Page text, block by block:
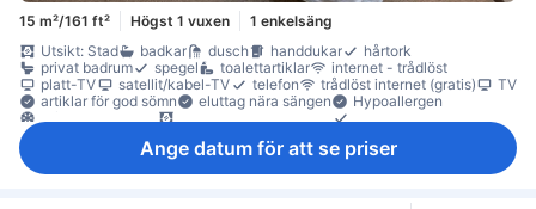
15 m²/161 ft² Högst 1 vuxen
1 enkelsäng
Utsikt: Stad
badkar dusch handdukar
hårtork
privat badrum
spegel toalettartiklar
internet - trådlöst
platt-TV
satellit/kabel-TV telefon trådlöst internet (gratis)
TV
artiklar för god sömn
eluttag nära sängen
Hypoallergen
luftkonditionering
mörkläggningsgardiner
sängkläder
heltäckningsmatta
papperskorgar skrivbord
trä/parkettgolv
Ange datum för att se priser